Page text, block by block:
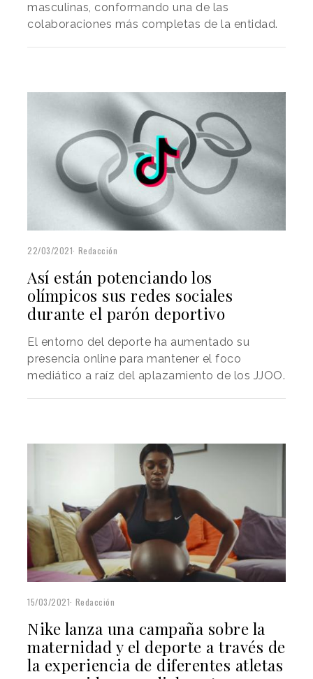
masculinas, conformando una de las
colaboraciones más completas de la entidad.
22/03/2021 Redacción
Así están potenciando los
olímpicos sus redes sociales
durante el parón deportivo
El entorno del deporte ha aumentado su
presencia online para mantener el foco
mediático a raíz del aplazamiento de los JJOO.
15/03/2021 Redacción
Nike lanza una campaña sobre la
maternidad y el deporte a través de
la experiencia de diferentes atletas